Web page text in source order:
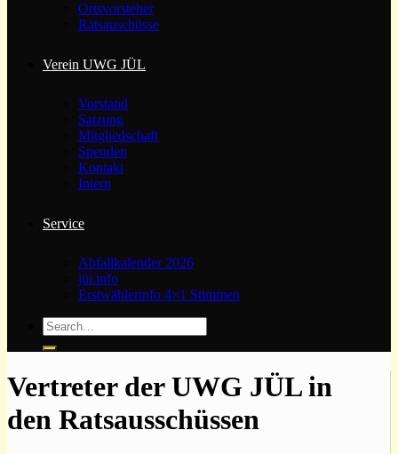
Ortsvorsteher
Ratsauschüsse
Verein UWG JÜL
Vorstand
Satzung
Mitgliedschaft
Spenden
Kontakt
Intern
Service
Abfallkalender 2026
jül.info
Erstwählerinfo 4×1 Stimmen
Vertreter der UWG JÜL in
den Ratsausschüssen